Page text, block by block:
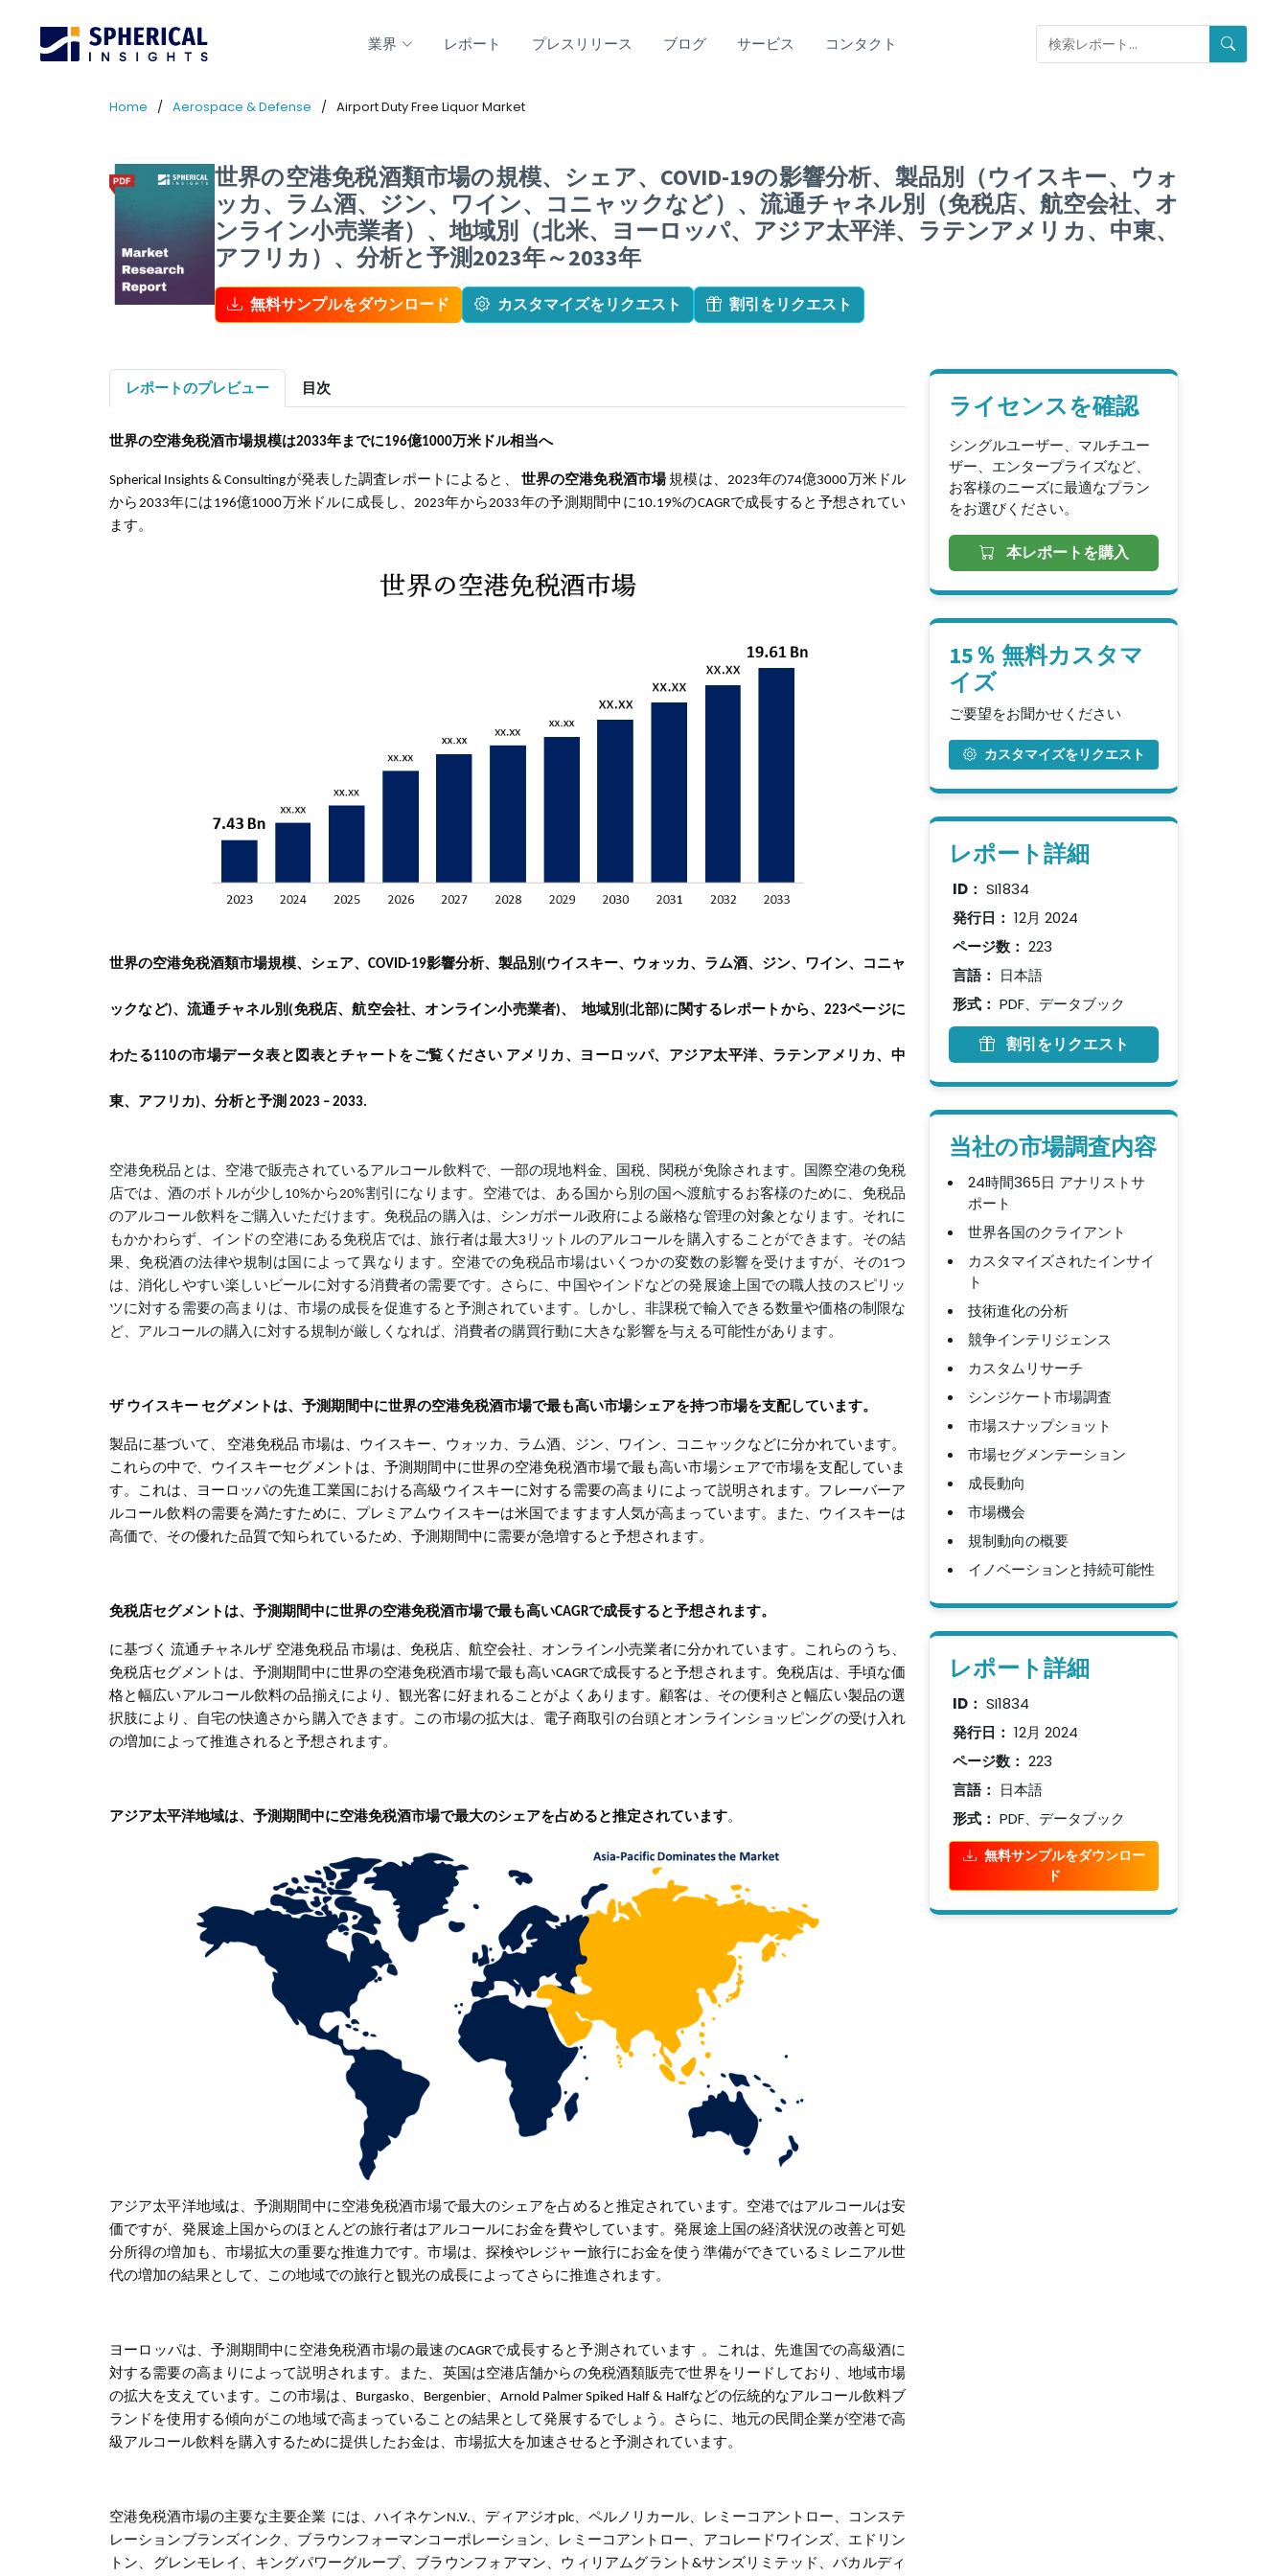
業界 レポート プレスリリース ブログ サービス コンタクト
Home Aerospace & Defense Airport Duty Free Liquor Market
世界の空港免税酒類市場の規模、シェア、COVID-19の影響分析、製品別（ウイスキー、ウォ
ッカ、ラム酒、ジン、ワイン、コニャックなど）、流通チャネル別（免税店、航空会社、オ
ンライン小売業者）、地域別（北米、ヨーロッパ、アジア太平洋、ラテンアメリカ、中東、
アフリカ）、分析と予測2023年～2033年
無料サンプルをダウンロード カスタマイズをリクエスト 割引をリクエスト
レポートのプレビュー 目次
世界の空港免税酒市場規模は2033年までに196億1000万米ドル相当へ
Spherical Insights & Consultingが発表した調査レポートによると、 世界の空港免税酒市場 規模は、2023年の74億3000万米ドル
から2033年には196億1000万米ドルに成長し、2023年から2033年の予測期間中に10.19%のCAGRで成長すると予想されてい
ます。
世界の空港免税酒類市場規模、シェア、 COVID-19影響分析、製品別 (ウイスキー、ウォッカ、ラム酒、ジン、ワイン、コニャ
ックなど)、流通チャネル別 (免税店、航空会社、オンライン小売業者)、 地域別 (北部)に関するレポートから、223ページに
わたる110の市場データ表と図表とチャートをご覧ください アメリカ、ヨーロッパ、アジア太平洋、ラテンアメリカ、中
東、アフリカ)、分析と予測 2023 – 2033.
空港免税品とは、空港で販売されているアルコール飲料で、一部の現地料金、国税、関税が免除されます。国際空港の免税
店では、酒のボトルが少し10%から20%割引になります。空港では、ある国から別の国へ渡航するお客様のために、免税品
のアルコール飲料をご購入いただけます。免税品の購入は、シンガポール政府による厳格な管理の対象となります。それに
もかかわらず、インドの空港にある免税店では、旅行者は最大3リットルのアルコールを購入することができます。その結
果、免税酒の法律や規制は国によって異なります。空港での免税品市場はいくつかの変数の影響を受けますが、その1つ
は、消化しやすい楽しいビールに対する消費者の需要です。さらに、中国やインドなどの発展途上国での職人技のスピリッ
ツに対する需要の高まりは、市場の成長を促進すると予測されています。しかし、非課税で輸入できる数量や価格の制限な
ど、アルコールの購入に対する規制が厳しくなれば、消費者の購買行動に大きな影響を与える可能性があります。
ザ ウイスキー セグメントは、予測期間中に世界の空港免税酒市場で最も高い市場シェアを持つ市場を支配しています。
製品に基づいて、 空港免税品 市場は、ウイスキー、ウォッカ、ラム酒、ジン、ワイン、コニャックなどに分かれています。
これらの中で、ウイスキーセグメントは、予測期間中に世界の空港免税酒市場で最も高い市場シェアで市場を支配していま
す。これは、ヨーロッパの先進工業国における高級ウイスキーに対する需要の高まりによって説明されます。フレーバーア
ルコール飲料の需要を満たすために、プレミアムウイスキーは米国でますます人気が高まっています。また、ウイスキーは
高価で、その優れた品質で知られているため、予測期間中に需要が急増すると予想されます。
免税店セグメントは、予測期間中に世界の空港免税酒市場で最も高いCAGRで成長すると予想されます。
に基づく流通チャネルザ 空港免税品 市場は、免税店、航空会社、オンライン小売業者に分かれています。これらのうち、
免税店セグメントは、予測期間中に世界の空港免税酒市場で最も高いCAGRで成長すると予想されます。免税店は、手頃な価
格と幅広いアルコール飲料の品揃えにより、観光客に好まれることがよくあります。顧客は、その便利さと幅広い製品の選
択肢により、自宅の快適さから購入できます。この市場の拡大は、電子商取引の台頭とオンラインショッピングの受け入れ
の増加によって推進されると予想されます。
アジア太平洋地域は、予測期間中に空港免税酒市場で最大のシェアを占めると推定されています。
アジア太平洋地域は、予測期間中に空港免税酒 市場で最大のシェアを占めると推定されています。空港ではアルコールは安
価ですが、発展途上国からのほとんどの旅行者はアルコールにお金を費やしています。発展途上国の経済状況の改善と可処
分所得の増加も、市場拡大の重要な推進力です。市場は、探検やレジャー旅行にお金を使う準備ができているミレニアル世
代の増加の結果として、この地域での旅行と観光の成長によってさらに推進されます。
ヨーロッパは、予測期間中に空港免税酒市場の最速のCAGRで成長すると予測されています 。これは、先進国での高級酒に
対する需要の高まりによって説明されます。また、英国は空港店舗からの免税酒類販売で世界をリードしており、地域市場
の拡大を支えています。この市場は、Burgasko、Bergenbier、Arnold Palmer Spiked Half & Halfなどの伝統的なアルコール飲料ブ
ランドを使用する傾向がこの地域で高まっていることの結果として発展するでしょう。さらに、地元の民間企業が空港で高
級アルコール飲料を購入するために提供したお金は、市場拡大を加速させると予測されています。
空港免税酒市場の主要な主要企業 には、ハイネケンN.V.、ディアジオplc、ペルノリカール、レミーコアントロー、コンステ
レーションブランズインク、ブラウンフォーマンコーポレーション、レミーコアントロー、アコレードワインズ、エドリン
トン、グレンモレイ、キングパワーグループ、ブラウンフォアマン、ウィリアムグラント&サンズリミテッド、バカルディ
ライセンスを確認
シングルユーザー、マルチユー
ザー、エンタープライズなど、
お客様のニーズに最適なプラン
をお選びください。
本レポートを購入
15％ 無料カスタマ
イズ
ご要望をお聞かせください
カスタマイズをリクエスト
レポート詳細
ID： SI1834
発行日： 12月 2024
ページ数： 223
言語： 日本語
形式： PDF、データブック
割引をリクエスト
当社の市場調査内容
24時間365日 アナリストサ
ポート
世界各国のクライアント
カスタマイズされたインサイ
ト
技術進化の分析
競争インテリジェンス
カスタムリサーチ
シンジケート市場調査
市場スナップショット
市場セグメンテーション
成長動向
市場機会
規制動向の概要
イノベーションと持続可能性
レポート詳細
ID： SI1834
発行日： 12月 2024
ページ数： 223
言語： 日本語
形式： PDF、データブック
無料サンプルをダウンロー
ド